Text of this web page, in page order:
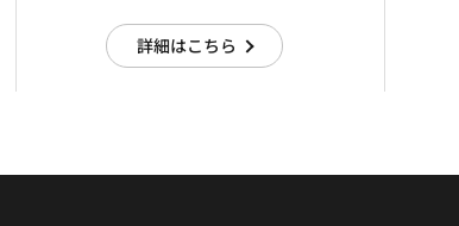
詳細はこちら